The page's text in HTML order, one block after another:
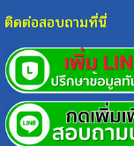
ติดต่อสอบถามที่นี่